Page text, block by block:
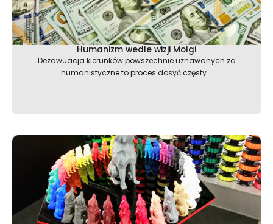
Humanizm wedle wizji Mołgi
Dezawuacja kierunków powszechnie uznawanych za
humanistyczne to proces dosyć częsty...